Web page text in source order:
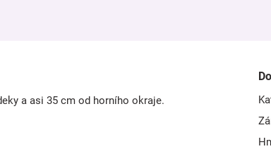
a asi 35 cm od horního okraje.